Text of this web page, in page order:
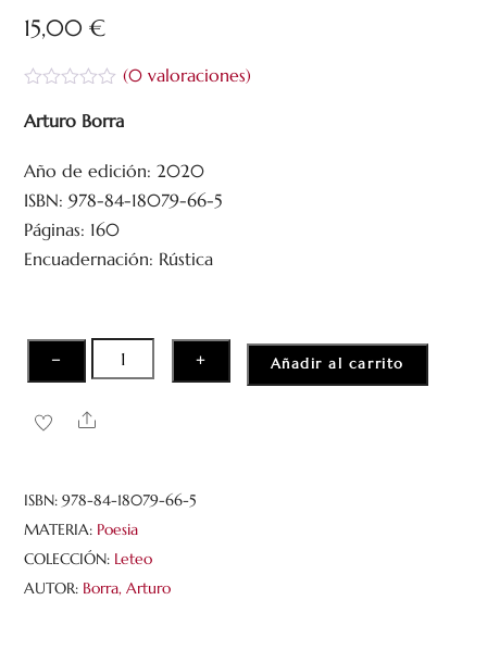
15,00€
a
r
d
o
c
o
5
(0valoraciones)
Arturo Borra
Año de edición: 2020
ISBN: 978-84-18079-66-5
Páginas: 160
Encuadernación: Rústica
−
Desde
lejos
cantidad
+ Añadir al carrito
Share
ISBN:978-84-18079-66-5
MATERIA: Poesia
COLECCIÓN: Leteo
AUTOR: Borra, Arturo